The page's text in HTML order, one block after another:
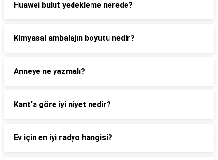
Huawei bulut yedekleme nerede?
Kimyasal ambalajın boyutu nedir?
Anneye ne yazmalı?
Kant'a göre iyi niyet nedir?
Ev için en iyi radyo hangisi?